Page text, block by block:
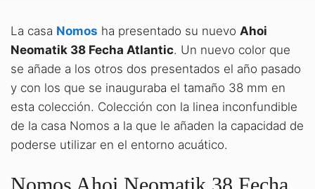
La casa Nomos ha presentado su nuevo Ahoi
Neomatik 38 Fecha Atlantic. Un nuevo color que
se añade a los otros dos presentados el año pasado
y con los que se inauguraba el tamaño 38 mm en
esta colección. Colección con la linea inconfundible
de la casa Nomos a la que le añaden la capacidad de
poderse utilizar en el entorno acuático.